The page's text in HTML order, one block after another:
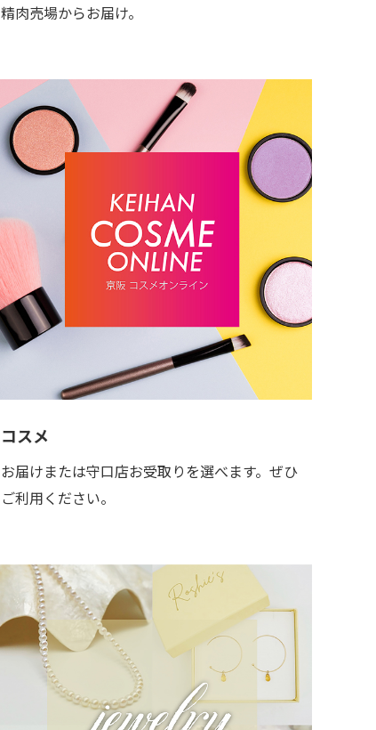
精肉売場からお届け。
コスメ
お届けまたは守口店お受取りを選べます。ぜひ
ご利用ください。